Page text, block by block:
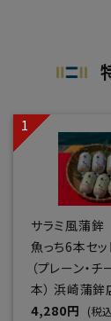
サラミ風蒲鉾
魚っち6本セッ
（プレーン・
本） 浜崎蒲鉾
4,280円
(税